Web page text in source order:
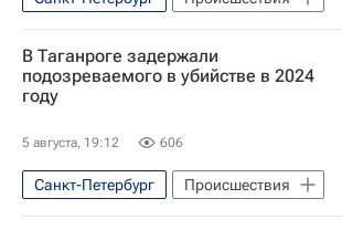
Ленинградская область
Ломоносов
Следственный комитет России (СК РФ)
В Таганроге задержали
подозреваемого в убийстве в 2024
году
5 августа, 19:12 606
Санкт-Петербург
Происшествия
Таганрог
Россия